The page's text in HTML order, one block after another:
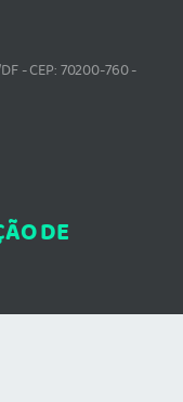
- CEP: 70200-760 -
DE